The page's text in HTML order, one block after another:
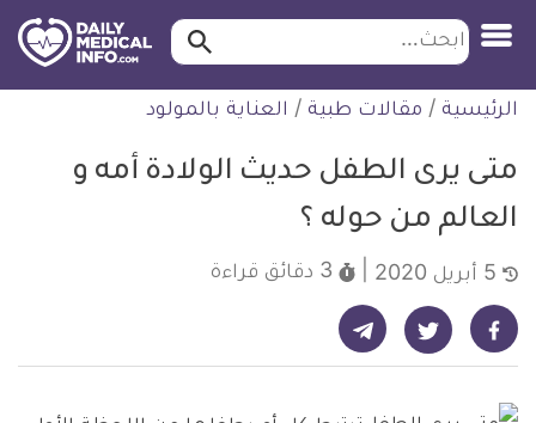
التخطي
للمحتوى
طبية
ابحث ابحث…
الرئيسية / مقالات طبية / العناية بالمولود
متى يرى الطفل حديث الولادة أمه و
العالم من حوله ؟
3 دقائق قراءة
شارك على فيسبوك - ديلي ميديكال انفو شارك على تويتر - ديلي ميديكال انفو شارك على تيليجرام - ديلي ميديكال انفو